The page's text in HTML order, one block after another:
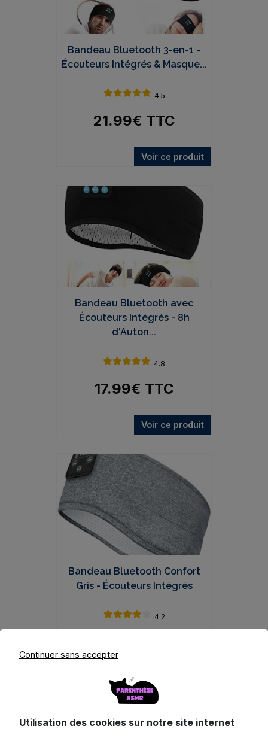
Bandeau Bluetooth 3-en-1 -
Écouteurs Intégrés & Masque...
4.5
21.99€ TTC
Voir ce produit
Bandeau Bluetooth avec
Écouteurs Intégrés - 8h
d'Auton...
4.8
17.99€ TTC
Voir ce produit
Bandeau Bluetooth Confort
Gris - Écouteurs Intégrés
4.2
Continuer sans accepter
Utilisation des cookies sur notre site internet